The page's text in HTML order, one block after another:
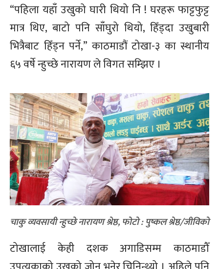
“पहिला यहाँ उखुको घारी थियो नि ! घरहरू फाट्टफुट्ट
मात्र थिए, बाटो पनि साँघुरो थियो, हिँड्दा उखुबारी
भित्रैबाट हिँड्न पर्ने,” काठमाडौं टोखा-३ का स्थानीय
६५ वर्षे न्हुच्छे नारायण ले विगत सम्झिए ।
चाकु व्यवसायी न्हुच्छे नारायण श्रेष्ठ, फोटो : पुष्कल श्रेष्ठ/जीविको
टोखालाई केही दशक अगाडिसम्म काठमाडौँ